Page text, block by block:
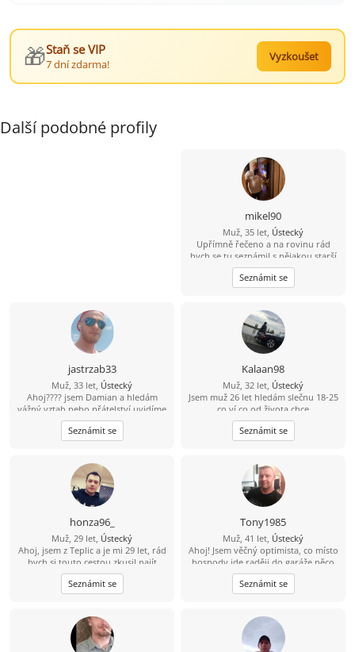
🎁Staň se VIP
7 dní zdarma!
Vyzkoušet
Další podobné profily
mikel90
Muž, 35 let, Ústecký
Upřímně řečeno a na rovinu rád
bych se tu seznámil s nějakou starší
ženou která by měla zájem o někoho
mladšího například mého věku a
mám i rodinu děti tak by to nevadilo
Seznámit se
jastrzab33
Muž, 33 let, Ústecký
Ahoj???? jsem Damian a hledám
vážný vztah nebo přátelství uvidíme
k čemu nás to doprovodí ???? jsem
veselý a vtipný týpek ???? občas s
nutkou černého humoru ???? rád
zajímavou ženu ????
Seznámit se
Kalaan98
Muž, 32 let, Ústecký
Jsem muž 26 let hledám slečnu 18-25
co ví co od života chce
Seznámit se
honza96_
Muž, 29 let, Ústecký
Ahoj, jsem z Teplic a je mi 29 let, rád
bych si touto cestou zkusil najít
kamarádku na seznámení s vidinou
vážného vztahu po nějakém čase.
Živim se jako technik měření
cestovaní, po ČR i zahraničí, plavání,
auta, IT - stavba počítačů a celkově
nové technologie.
Seznámit se
Tony1985
Muž, 41 let, Ústecký
Ahoj! Jsem věčný optimista, co místo
hospody jde raději do garáže něco
vytvářet. V bytě me moc nenajdeš,
protože trávím čas v přírodě na
houbách, na rybách... Hledám tu
kam nás to zavede ????
Seznámit se